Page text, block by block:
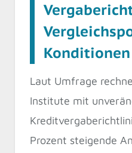
Konditionen
Laut Umfrage
Institute mit
Prozent steigende